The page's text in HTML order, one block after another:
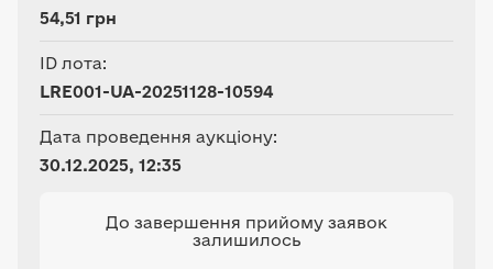
54,51 грн
ID лота:
LRE001-UA-20251128-10594
Дата проведення аукціону:
30.12.2025, 12:35
До завершення прийому заявок
залишилось